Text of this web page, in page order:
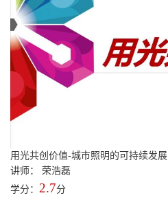
用光共创价值-城市照明的可持续发展
讲师： 荣浩磊
学分： 2.7分